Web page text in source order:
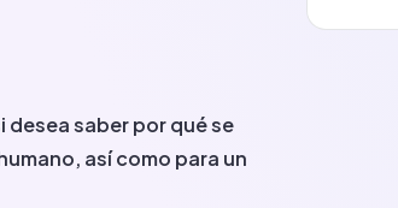
desea saber por qué se
así como para un